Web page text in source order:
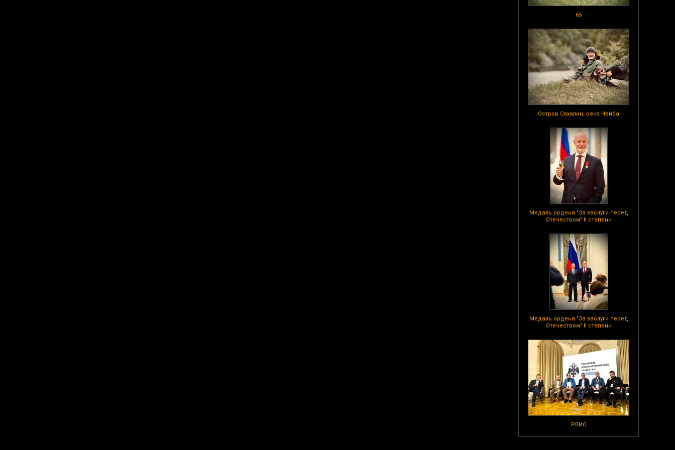
65
Остров Сахалин, река Найба
Медаль ордена "За заслуги перед
Отечеством" II степени
Медаль ордена "За заслуги перед
Отечеством" II степени
РВИО